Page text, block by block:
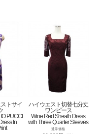
トサイ
PUCCI
In
ハイウエスト切替七分丈
ワンピース
Wine Red Sheath Dress
with Three Quarter Sleeves
通常価格